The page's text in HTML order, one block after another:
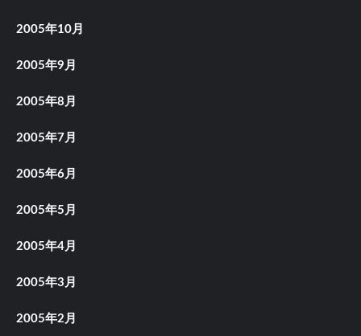
2005年10月
2005年9月
2005年8月
2005年7月
2005年6月
2005年5月
2005年4月
2005年3月
2005年2月